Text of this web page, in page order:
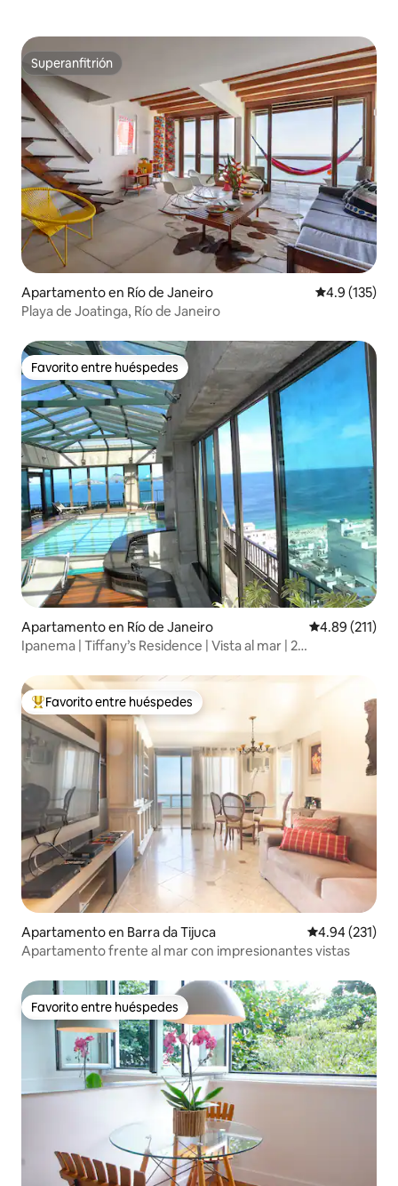
Superanfitrión
Superanfitrión
Apartamento en Río de Janeiro Calificación
4.9 (135)
Playa de Joatinga, Río de Janeiro
Favorito entre huéspedes
Favorito entre huéspedes
Apartamento en Río de Janeiro Calificación
4.89 (211)
Ipanema | Tiffany’s Residence | Vista al mar | 2
Favorito entre huéspedes preferido
Favorito entre huéspedes
Apartamento en Barra da Tijuca Calificación
4.94 (231)
Apartamento frente al mar con impresionantes vistas
Favorito entre huéspedes
Favorito entre huéspedes